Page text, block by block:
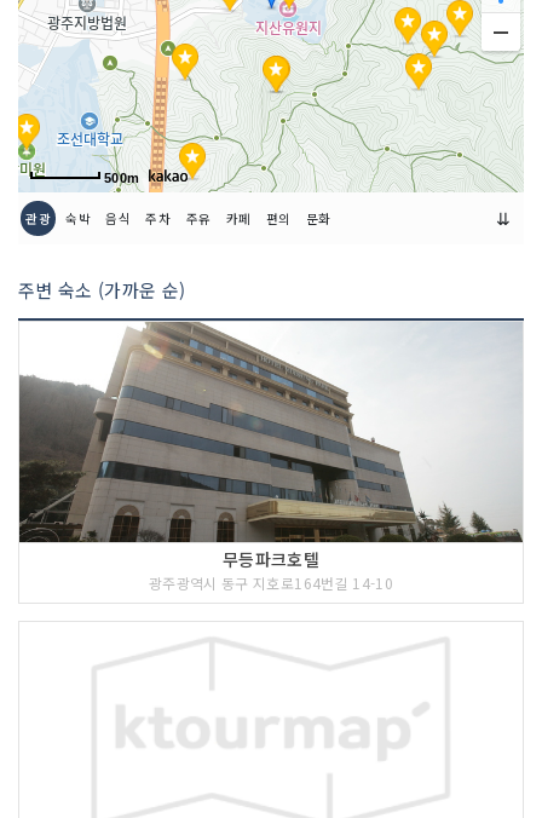
500m
관광 숙박 음식 주차 주유 카페 편의 문화 ⇊
주변 숙소 (가까운 순)
무등파크호텔
광주광역시 동구 지호로164번길 14-10